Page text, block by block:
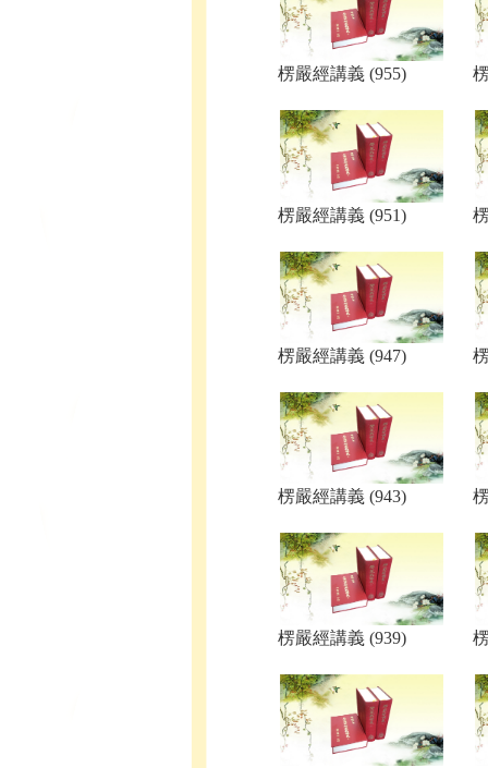
楞嚴經講義 (955)
楞嚴經講義 (951)
楞嚴經講義 (947)
楞嚴經講義 (943)
楞嚴經講義 (939)